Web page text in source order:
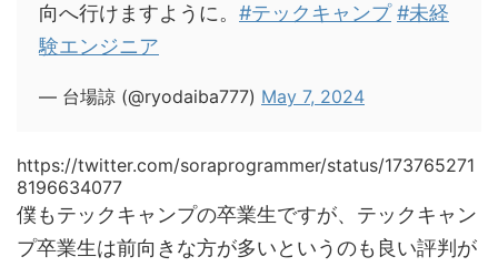
向へ行けますように。 #テックキャンプ #未経
験エンジニア
— 台場諒 (@ryodaiba777) May 7, 2024
https://twitter.com/soraprogrammer/status/173765271
8196634077
僕もテックキャンプの卒業生ですが、テックキャン
プ卒業生は前向きな方が多いというのも良い評判が